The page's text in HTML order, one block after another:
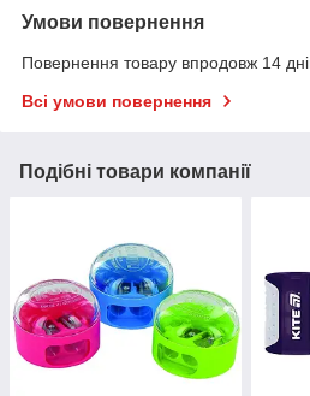
Умови повернення
Повернення товару впродовж 14
Всі умови повернення
Подібні товари компанії